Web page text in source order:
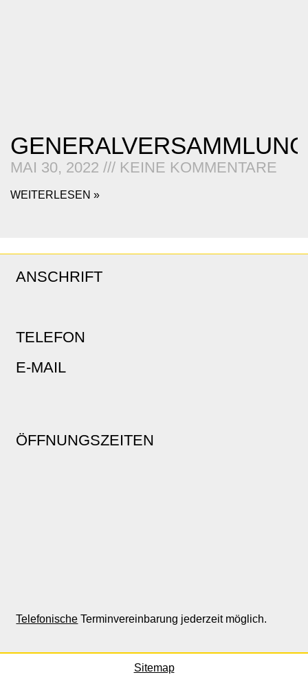
GENERALVERSAMMLUNG
MAI 30, 2022 KEINE KOMMENTARE
WEITERLESEN »
ANSCHRIFT
TELEFON
E-MAIL
ÖFFNUNGSZEITEN
Telefonische Terminvereinbarung jederzeit möglich.
Sitemap